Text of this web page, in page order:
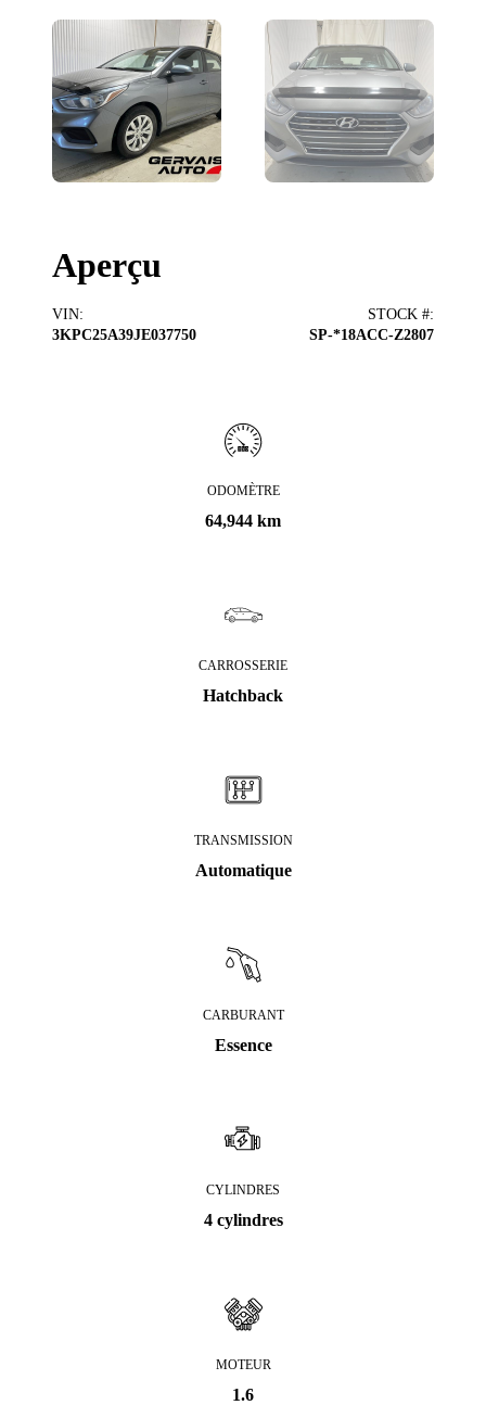
Aperçu
VIN:
3KPC25A39JE037750
STOCK #:
SP-*18ACC-Z2807
ODOMÈTRE
64,944 km
CARROSSERIE
Hatchback
TRANSMISSION
Automatique
CARBURANT
Essence
CYLINDRES
4 cylindres
MOTEUR
1.6